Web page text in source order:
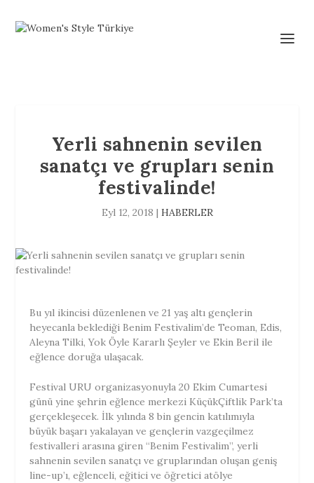
Yerli sahnenin sevilen
sanatçı ve grupları senin
festivalinde!
Eyl 12, 2018 | HABERLER
Bu yıl ikincisi düzenlenen ve 21 yaş altı gençlerin
heyecanla beklediği Benim Festivalim’de Teoman, Edis,
Aleyna Tilki, Yok Öyle Kararlı Şeyler ve Ekin Beril ile
eğlence doruğa ulaşacak.
Festival URU organizasyonuyla 20 Ekim Cumartesi
günü yine şehrin eğlence merkezi KüçükÇiftlik Park’ta
gerçekleşecek. İlk yılında 8 bin gencin katılımıyla
büyük başarı yakalayan ve gençlerin vazgeçilmez
festivalleri arasına giren “Benim Festivalim”, yerli
sahnenin sevilen sanatçı ve gruplarından oluşan geniş
line-up’ı, eğlenceli, eğitici ve öğretici atölye